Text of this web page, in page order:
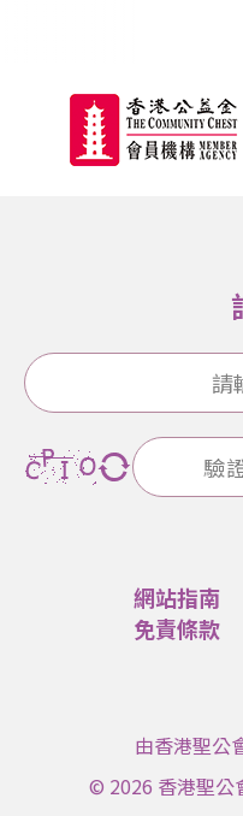
網站指南
免責條款
由香港聖公
© 2026 香港聖公